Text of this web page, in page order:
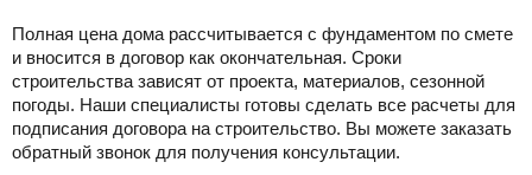
Полная цена дома рассчитывается с фундаментом по смете
и вносится в договор как окончательная. Сроки
строительства зависят от проекта, материалов, сезонной
погоды. Наши специалисты готовы сделать все расчеты для
подписания договора на строительство. Вы можете заказать
обратный звонок для получения консультации.